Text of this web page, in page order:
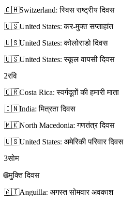
🇨🇭Switzerland: स्विस राष्ट्रीय दिवस
🇺🇸United States: कर-मुक्त सप्ताहांत
🇺🇸United States: कोलोराडो दिवस
🇺🇸United States: स्कूल वापसी दिवस
2रवि
🇨🇷Costa Rica: स्वर्गदूतों की हमारी माता
🇮🇳India: मित्रता दिवस
🇲🇰North Macedonia: गणतंत्र दिवस
🇺🇸United States: अमेरिकी परिवार दिवस
3सोम
🌐मुक्ति दिवस
🇦🇮Anguilla: अगस्त सोमवार अवकाश